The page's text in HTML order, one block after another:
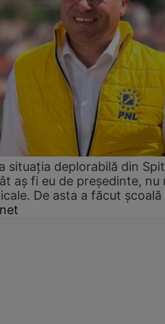
situația deplorabilă din
aș fi eu de președinte, nu
De asta a făcut școală